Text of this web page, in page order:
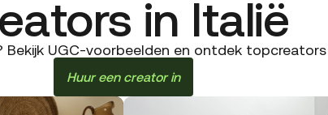
in Italië
UGC-voorbeelden en ontdek topcreators
Huur een creator in